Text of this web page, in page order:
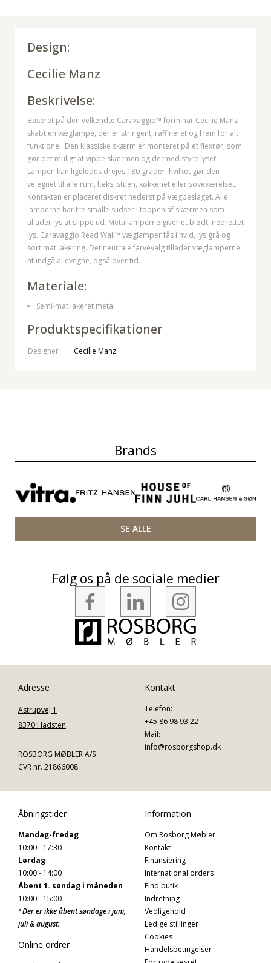
Design:
Cecilie Manz
Beskrivelse:
Baseret på den velkendte Caravaggio™ form har Cecilie Manz
skabt en væglampe, der er stringent, raffineret og frem for alt
funktionel. Den klassiske skærm er monteret på et flexrør, som
gør det muligt at vippe skærmen og dermed styre lyset.
Lampen kan ligeledes drejes 180 grader, hvilket gør den
velegnet til alle rum, f.eks. stuen, køkkenet eller soveværelset.
Kontakten er placeret diskret nederst på vægbeslaget. Alle
lamperne har tre smalle slidser i toppen af skærmen som
tillader lys at slippe ud. Metallamperne giver et blødt, nedrettet
lys. Caravaggio Read Wall™ væglamper fås i hvid, lys grå og
sort mat lakering. Det neutrale farvevalg tillader væglamperne
at indgå allevegne, også over tid.
Materiale:
Semi-mat lakeret metal
Produktspecifikationer
Designer Cecilie Manz
Brands
SE ALLE
Følg os på de sociale medier
Adresse
Astrupvej 1
8370 Hadsten
ROSBORG MØBLER A/S
CVR nr. 21866008
Kontakt
Telefon:
+45 86 98 93 22
Mail:
info@rosborgshop.dk
Åbningstider
Mandag-fredag
10:00 - 17:30
Lørdag
10:00 - 14:00
Åbent 1. søndag i måneden
10:00 - 15:00
*Der er ikke åbent søndage i juni,
juli & august.
Online ordrer
Information
Om Rosborg Møbler
Kontakt
Finansiering
International orders
Find butik
Indretning
Vedligehold
Ledige stillinger
Cookies
Handelsbetingelser